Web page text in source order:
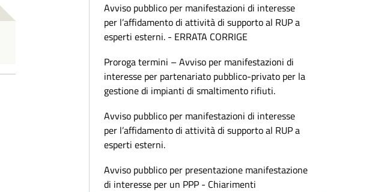
Avviso pubblico per manifestazioni di interesse
per l’affidamento di attività di supporto al RUP a
esperti esterni. - ERRATA CORRIGE
Proroga termini – Avviso per manifestazioni di
interesse per partenariato pubblico-privato per la
gestione di impianti di smaltimento rifiuti.
Avviso pubblico per manifestazioni di interesse
per l’affidamento di attività di supporto al RUP a
esperti esterni.
Avviso pubblico per presentazione manifestazione
di interesse per un PPP - Chiarimenti